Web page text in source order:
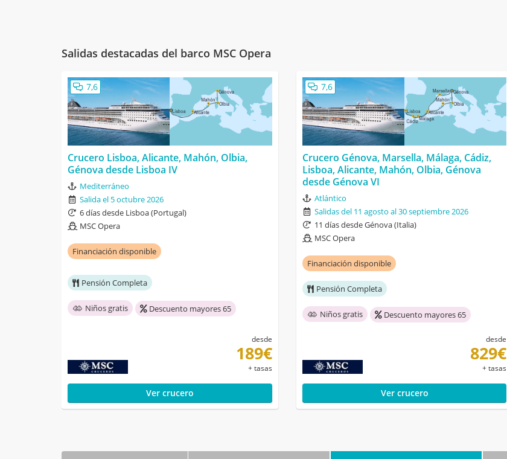
Salidas destacadas del barco MSC Opera
7,6
Crucero Lisboa, Alicante, Mahón, Olbia,
Génova desde Lisboa IV
Mediterráneo
Salida el 5 octubre 2026
6 días desde Lisboa (Portugal)
MSC Opera
Financiación disponible
Pensión Completa
Niños gratis Descuento mayores 65
desde
189€
+ tasas
Ver crucero
7,6
Crucero Génova, Marsella, Málaga, Cádiz,
Lisboa, Alicante, Mahón, Olbia, Génova
desde Génova VI
Atlántico
Salidas del 11 agosto al 30 septiembre 2026
11 días desde Génova (Italia)
MSC Opera
Financiación disponible
Pensión Completa
Niños gratis Descuento mayores 65
desde
829€
+ tasas
Ver crucero